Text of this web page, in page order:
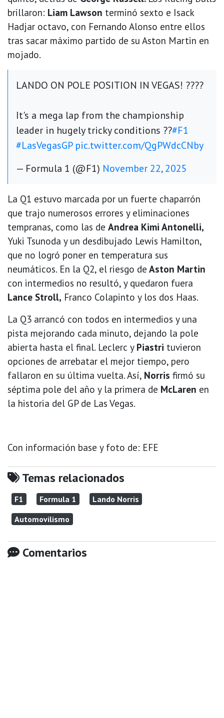
brillaron: Liam Lawson terminó sexto e Isack
Hadjar octavo, con Fernando Alonso entre ellos
tras sacar máximo partido de su Aston Martin en
mojado.
LANDO ON POLE POSITION IN VEGAS! ????
It's a mega lap from the championship
leader in hugely tricky conditions ??#F1
#LasVegasGP pic.twitter.com/QgPWdcCNby
— Formula 1 (@F1) November 22, 2025
La Q1 estuvo marcada por un fuerte chaparrón
que trajo numerosos errores y eliminaciones
tempranas, como las de Andrea Kimi Antonelli,
Yuki Tsunoda y un desdibujado Lewis Hamilton,
que no logró poner en temperatura sus
neumáticos. En la Q2, el riesgo de Aston Martin
con intermedios no resultó, y quedaron fuera
Lance Stroll, Franco Colapinto y los dos Haas.
La Q3 arrancó con todos en intermedios y una
pista mejorando cada minuto, dejando la pole
abierta hasta el final. Leclerc y Piastri tuvieron
opciones de arrebatar el mejor tiempo, pero
fallaron en su última vuelta. Así, Norris firmó su
séptima pole del año y la primera de McLaren en
la historia del GP de Las Vegas.
Con información base y foto de: EFE
Temas relacionados
F1 Formula 1
Lando Norris
Automovilismo
Comentarios